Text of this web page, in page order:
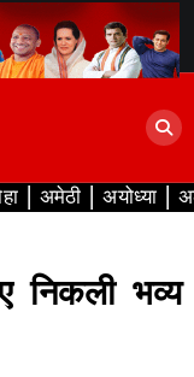
अमेठी अयोध्या
निकली भव्य